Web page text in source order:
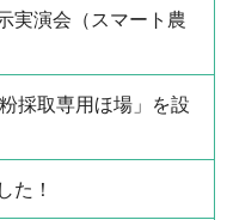
実演会（スマート農
採取専用ほ場」を設
た！